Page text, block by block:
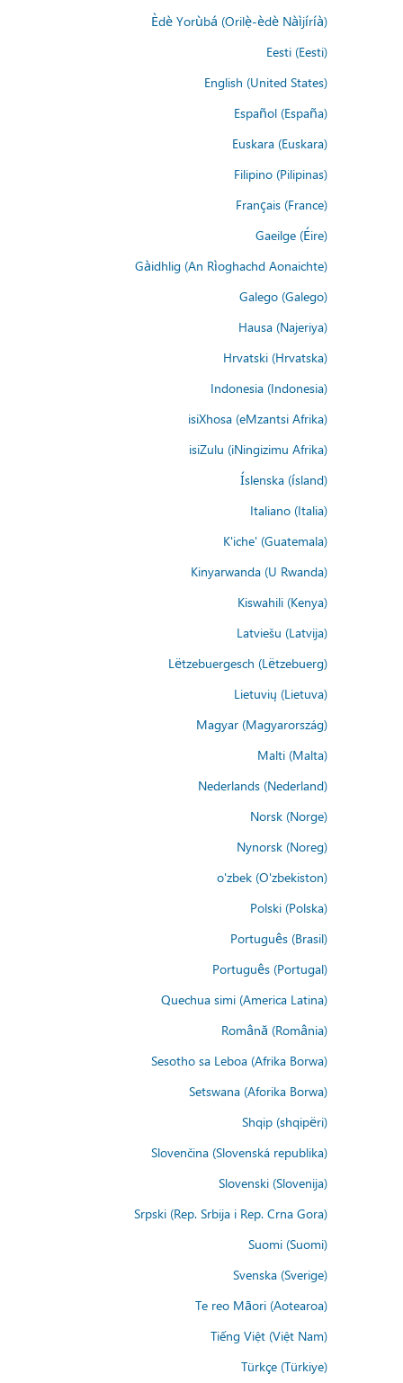
Èdè Yorùbá (Orilẹ̀-èdè Nàìjíríà)
Eesti (Eesti)
English (United States)
Español (España)
Euskara (Euskara)
Filipino (Pilipinas)
Français (France)
Gaeilge (Éire)
Gàidhlig (An Rìoghachd Aonaichte)
Galego (Galego)
Hausa (Najeriya)
Hrvatski (Hrvatska)
Indonesia (Indonesia)
isiXhosa (eMzantsi Afrika)
isiZulu (iNingizimu Afrika)
Íslenska (ísland)
Italiano (Italia)
K'iche' (Guatemala)
Kinyarwanda (U Rwanda)
Kiswahili (Kenya)
Latviešu (Latvija)
Lëtzebuergesch (Lëtzebuerg)
Lietuvių (Lietuva)
Magyar (Magyarország)
Malti (Malta)
Nederlands (Nederland)
Norsk (Norge)
Nynorsk (Noreg)
o'zbek (O'zbekiston)
Polski (Polska)
Português (Brasil)
Português (Portugal)
Quechua simi (America Latina)
Română (România)
Sesotho sa Leboa (Afrika Borwa)
Setswana (Aforika Borwa)
Shqip (shqipëri)
Slovenčina (Slovenská republika)
Slovenski (Slovenija)
Srpski (Rep. Srbija i Rep. Crna Gora)
Suomi (Suomi)
Svenska (Sverige)
Te reo Māori (Aotearoa)
Tiếng Việt (Việt Nam)
Türkçe (Türkiye)